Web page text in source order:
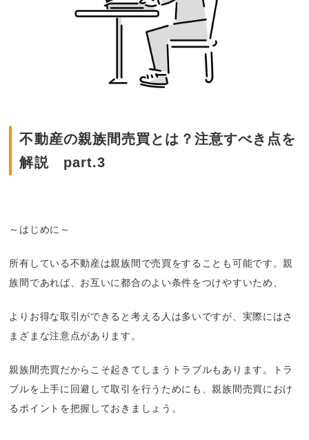
不動産の親族間売買とは？注意すべき点を
解説 part.3
～はじめに～
所有している不動産は親族間で売買をすることも可能です。親
族間であれば、お互いに都合のよい条件をつけやすいため、
よりお得な取引ができると考える人は多いですが、実際にはさ
まざまな注意点があります。
親族間売買だからこそ起きてしまうトラブルもあります。トラ
ブルを上手に回避して取引を行うためにも、親族間売買におけ
るポイントを把握しておきましょう。